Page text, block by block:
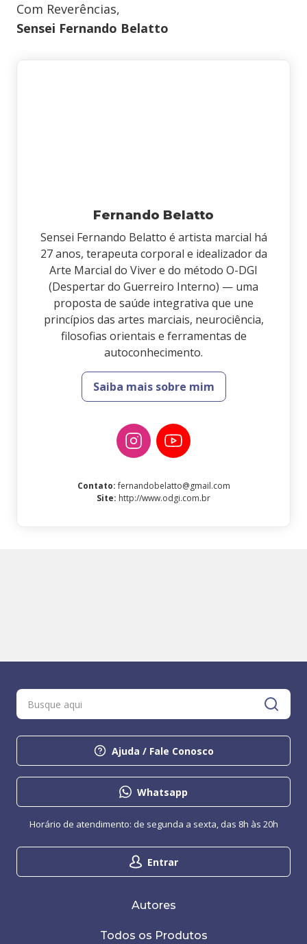
Com Reverências,
Sensei Fernando Belatto
Fernando Belatto
Sensei Fernando Belatto é artista marcial há
27 anos, terapeuta corporal e idealizador da
Arte Marcial do Viver e do método O-DGI
(Despertar do Guerreiro Interno) — uma
proposta de saúde integrativa que une
princípios das artes marciais, neurociência,
filosofias orientais e ferramentas de
autoconhecimento.
Saiba mais sobre mim
Contato: fernandobelatto@gmail.com
Site: http://www.odgi.com.br
Ajuda / Fale Conosco
Whatsapp
Entrar
Horário de atendimento: de segunda a sexta, das 8h às 20h
Autores
Todos os Produtos